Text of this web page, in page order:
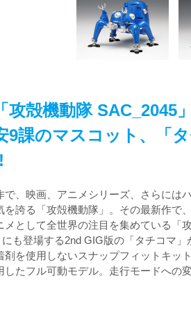
攻殻機動隊 SAC_2045
9課のマスコット、「
で、映画、アニメシリーズ、さらには
を誇る「攻殻機動隊」。その最新作で
メとして全世界の注目を集めている「
も登場する2nd GIG版の「タチコマ」
剤を使用しないスナップフィットキッ
したフル可動モデル。走行モードへの